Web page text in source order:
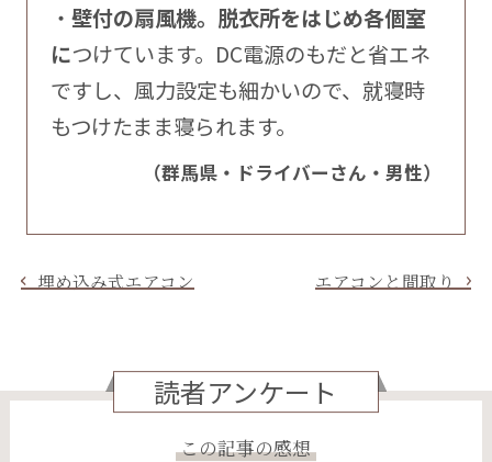
・ 壁付の扇風機。脱衣所をはじめ各個室
につけています。DC電源のもだと省エネ
ですし、風力設定も細かいので、就寝時
もつけたまま寝られます。
（群馬県・ドライバーさん・男性）
埋め込み式エアコン エアコンと間取り
読者アンケート
この記事の感想